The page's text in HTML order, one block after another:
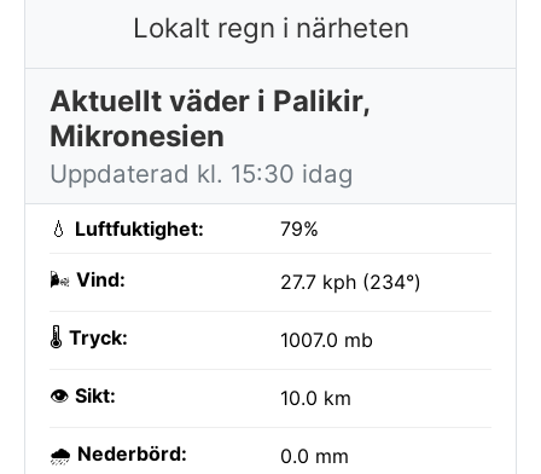
Lokalt regn i närheten
Aktuellt väder i Palikir,
Mikronesien
Uppdaterad kl. 15:30 idag
💧 Luftfuktighet: 79%
🌬️ Vind: 27.7 kph (234°)
🌡️ Tryck: 1007.0 mb
👁️ Sikt: 10.0 km
🌧️ Nederbörd: 0.0 mm